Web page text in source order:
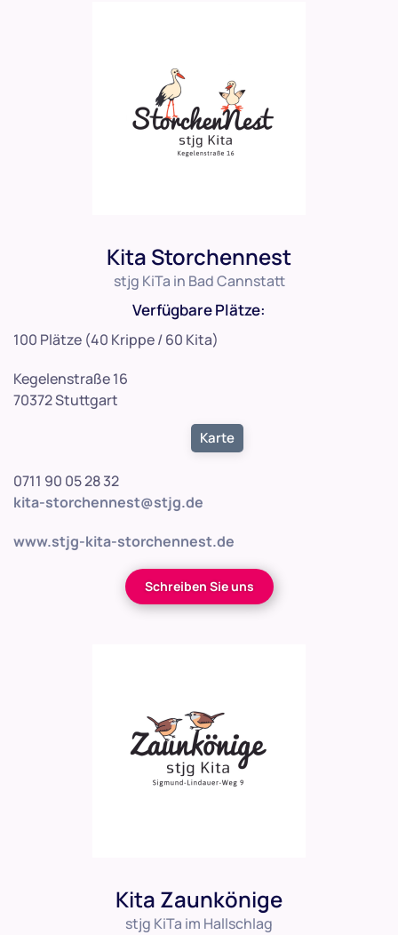
Kita Storchennest
stjg KiTa in Bad Cannstatt
Verfügbare Plätze:
100 Plätze (40 Krippe / 60 Kita)
Kegelenstraße 16
70372 Stuttgart
Karte
0711 90 05 28 32
kita-storchennest@stjg.de
www.stjg-kita-storchennest.de
Schreiben Sie uns
Kita Zaunkönige
stjg KiTa im Hallschlag